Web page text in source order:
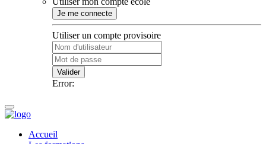
Je me connecte
Utiliser un compte provisoire
Valider
Error:
Accueil